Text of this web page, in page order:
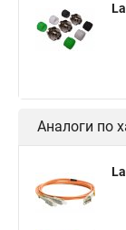
Аналоги по